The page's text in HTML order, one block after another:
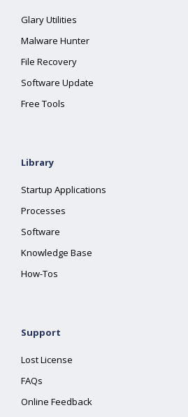
Glary Utilities
Malware Hunter
File Recovery
Software Update
Free Tools
Library
Startup Applications
Processes
Software
Knowledge Base
How-Tos
Support
Lost License
FAQs
Online Feedback